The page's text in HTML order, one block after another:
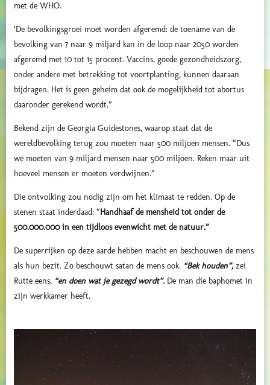
met de WHO.
‘De bevolkingsgroei moet worden afgeremd: de toename van de
bevolking van 7 naar 9 miljard kan in de loop naar 2050 worden
afgeremd met 10 tot 15 procent. Vaccins, goede gezondheidszorg,
onder andere met betrekking tot voortplanting, kunnen daaraan
bijdragen. Het is geen geheim dat ook de mogelijkheid tot abortus
daaronder gerekend wordt.”
Bekend zijn de Georgia Guidestones, waarop staat dat de
wereldbevolking terug zou moeten naar 500 miljoen mensen. “Dus
we moeten van 9 miljard mensen naar 500 miljoen. Reken maar uit
hoeveel mensen er moeten verdwijnen.”
Die ontvolking zou nodig zijn om het klimaat te redden. Op de
stenen staat inderdaad: “Handhaaf de mensheid tot onder de
500.000.000 in een tijdloos evenwicht met de natuur.”
De superrijken op deze aarde hebben macht en beschouwen de mens
als hun bezit. Zo beschouwt satan de mens ook. “Bek houden”, zei
Rutte eens, “en doen wat je gezegd wordt”. De man die baphomet in
zijn werkkamer heeft.